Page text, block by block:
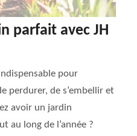
parfait avec JH
pour
perdurer, de s’embellir et
avoir un jardin
au long de l’année ?